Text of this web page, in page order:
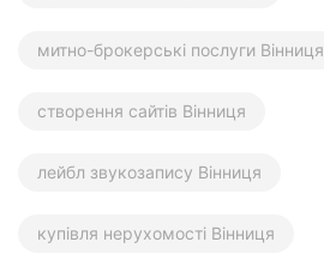
митно-брокерські послуги Вінниця
створення сайтів Вінниця
лейбл звукозапису Вінниця
купівля нерухомості Вінниця